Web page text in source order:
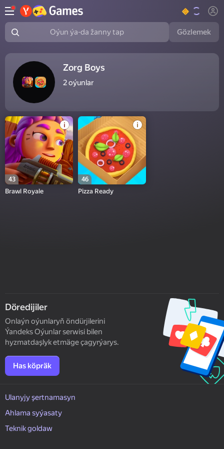
Oýun ýa-da žanny tap Gözlemek
Zorg Boys
2oýunlar
43
Brawl Royale
46
Pizza Ready
Döredijiler
Onlaýn oýunlaryň öndürjilerini
Ýandeks Oýunlar serwisi bilen
hyzmatdaşlyk etmäge çagyrýarys.
Has köpräk
Ulanyjy şertnamasyn
Ahlama syýasaty
Teknik goldaw